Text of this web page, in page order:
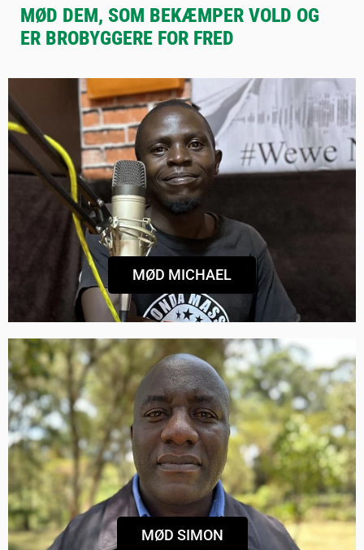
MØD DEM, SOM BEKÆMPER VOLD OG
ER BROBYGGERE FOR FRED
MICHAEL OJWANG FRA NAKURU
Radiovært, laver programmer om at holde
sammen
MØD MICHAEL
SIMON MAINGI FRA NJORO
Psykolog, mistede sin mor i forbindelse med
valget i 2007
MØD SIMON